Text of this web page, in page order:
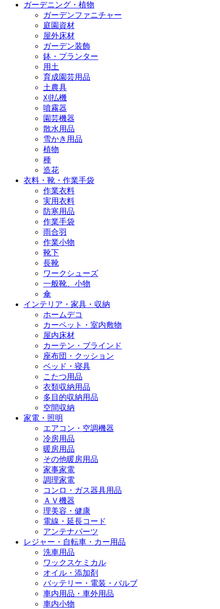
ガーデニング・植物
ガーデンファニチャー
庭園資材
屋外床材
ガーデン装飾
鉢・プランター
用土
育成園芸用品
土農具
刈払機
噴霧器
園芸機器
散水用品
雪かき用品
植物
種
造花
衣料・靴・作業手袋
作業衣料
実用衣料
防寒用品
作業手袋
雨合羽
作業小物
靴下
長靴
ワークシューズ
一般靴、小物
傘
インテリア・家具・収納
ホームデコ
カーペット・室内敷物
屋内床材
カーテン・ブラインド
座布団・クッション
ベッド・寝具
こたつ用品
衣類収納用品
多目的収納用品
空間収納
家電・照明
エアコン・空調機器
冷房用品
暖房用品
その他暖房用品
家事家電
調理家電
コンロ・ガス器具用品
ＡＶ機器
理美容・健康
電線・延長コード
アンテナパーツ
レジャー・自転車・カー用品
洗車用品
ワックスケミカル
オイル・添加剤
バッテリー・電装・バルブ
車内用品・車外用品
車内小物